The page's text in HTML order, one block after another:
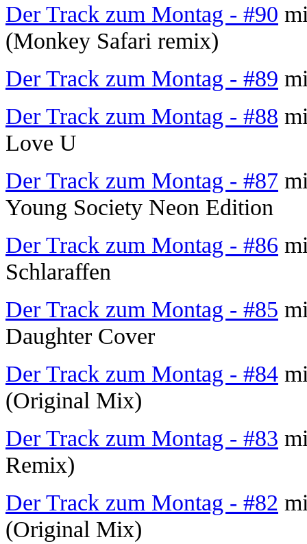
Der Track zum Montag - #90
(Monkey Safari remix)
Der Track zum Montag - #89
Der Track zum Montag - #88
Love U
Der Track zum Montag - #87
Young Society Neon Edition
Der Track zum Montag - #86
Schlaraffen
Der Track zum Montag - #85
Daughter Cover
Der Track zum Montag - #84
(Original Mix)
Der Track zum Montag - #83
Remix)
Der Track zum Montag - #82
(Original Mix)